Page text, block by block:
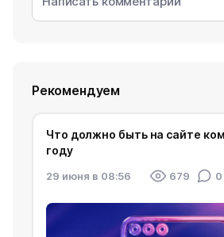
Рекомендуем
Что должно быть на сайте
году
29 июня в 08:56 679 0